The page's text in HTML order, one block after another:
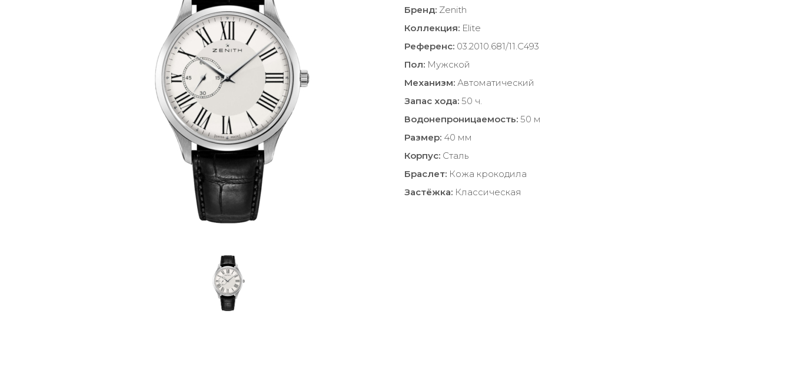
Бренд: Zenith
Коллекция: Elite
Референс: 03.2010.681/11.C493
Пол: Мужской
Механизм: Автоматический
Запас хода: 50 ч.
Водонепроницаемость: 50 м
Размер: 40 мм
Корпус: Сталь
Браслет: Кожа крокодила
Застёжка: Классическая